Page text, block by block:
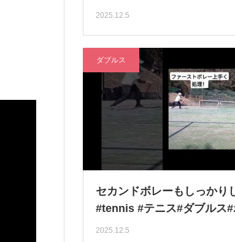
2025.12.5
ダブルス
セカンドボレーもしっかり
#tennis #テニス#ダブルス
2025.12.5